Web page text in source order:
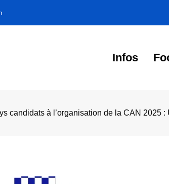
Infos
candidats à l’organisation de la CAN 2025 :